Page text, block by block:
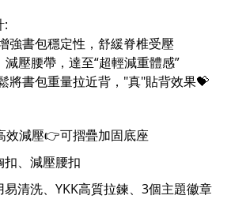
:
強書包穩定性，舒緩脊椎受壓
壓腰帶，達至“超輕減重體感”
將書包重量拉近背，"真"貼背效果💝
效減壓👉可摺疊加固底座
、減壓腰扣
清洗、YKK⾼質拉鍊、3個主題徽章